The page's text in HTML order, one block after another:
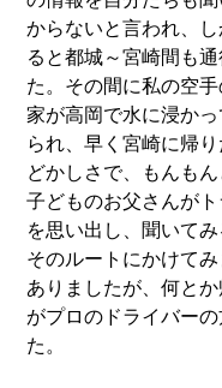
からないと言われ、
ると都城～宮崎間も
た。その間に私の空
家が高岡で水に浸か
られ、早く宮崎に帰
どかしさで、もんも
子どものお父さんが
を思い出し、聞いて
そのルートにかけて
ありましたが、何と
がプロのドライバー
た。